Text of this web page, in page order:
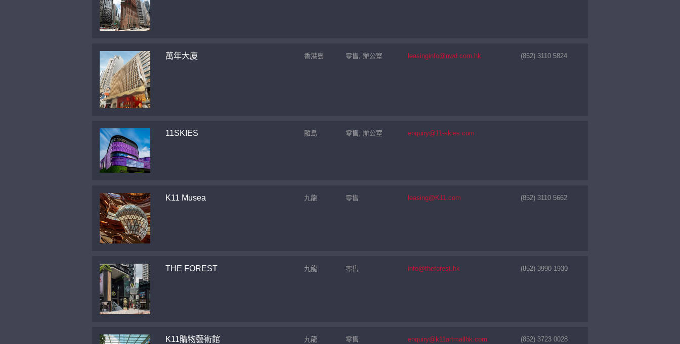
萬年大廈 香港島 零售, 辦公室 leasinginfo@nwd.com.hk (852) 3110 5824
11SKIES 離島 零售, 辦公室 enquiry@11-skies.com
K11 Musea 九龍 零售 leasing@K11.com (852) 3110 5662
THE FOREST 九龍 零售 info@theforest.hk (852) 3990 1930
K11購物藝術館 九龍 零售 enquiry@k11artmallhk.com (852) 3723 0028